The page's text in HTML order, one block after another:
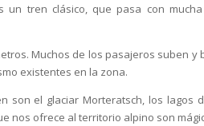
un tren clásico, que pasa con
Muchos de los pasajeros suben y
existentes en la zona.
son el glaciar Morteratsch, los lagos
nos ofrece al territorio alpino son